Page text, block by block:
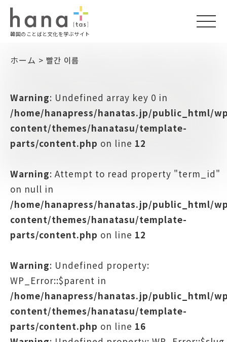
韓国のことばと文化を学ぶサイト
ホーム > 빨간 이름
Warning: Undefined array key 0 in
/home/hanapress/hanatas.jp/public_html/
content/themes/hanatasu/template-
parts/content.php on line 12
Warning: Attempt to read property "term_id"
on null in
/home/hanapress/hanatas.jp/public_html/
content/themes/hanatasu/template-
parts/content.php on line 12
Warning: Undefined property:
WP_Error::$parent in
/home/hanapress/hanatas.jp/public_html/
content/themes/hanatasu/template-
parts/content.php on line 16